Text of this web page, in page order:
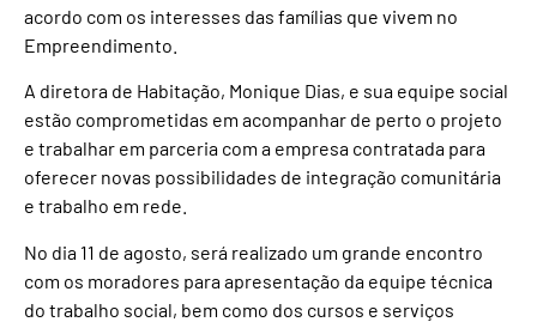
acordo com os interesses das famílias que vivem no
Empreendimento.
A diretora de Habitação, Monique Dias, e sua equipe social
estão comprometidas em acompanhar de perto o projeto
e trabalhar em parceria com a empresa contratada para
oferecer novas possibilidades de integração comunitária
e trabalho em rede.
No dia 11 de agosto, será realizado um grande encontro
com os moradores para apresentação da equipe técnica
do trabalho social, bem como dos cursos e serviços